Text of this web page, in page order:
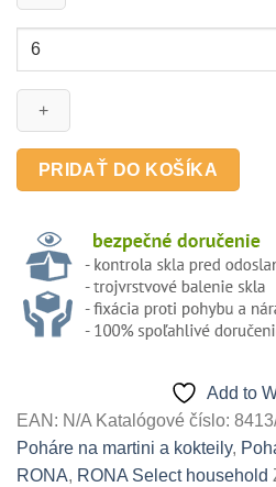
množstvo
450ml
vodu/Long
1ks
PRIDAŤ DO KOŠÍKA
Add to
EAN: N/A Katalógové číslo:
Poháre na martini a kokteily,
RONA, RONA Select household